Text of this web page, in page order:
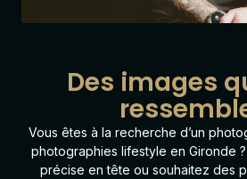
Des images
Vous êtes à la recherche d’un
photographies lifestyle en Gironde
précise en tête ou souhaitez des